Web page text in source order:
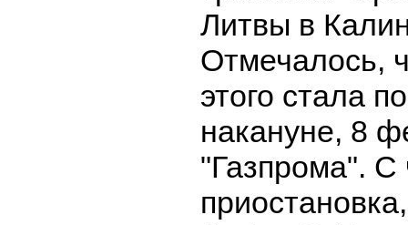
Литвы в
Отмечалось,
этого стала
накануне, 8
"Газпрома". С